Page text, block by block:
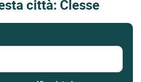
città: Clesse